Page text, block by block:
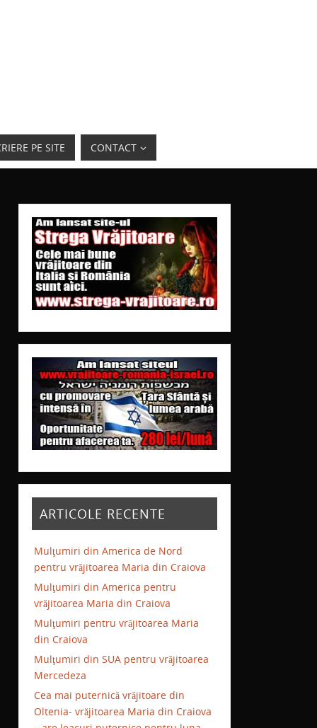
PE SITE CONTACT
ARTICOLE RECENTE
Mulţumiri din America de Nord
pentru vrăjitoarea Maria din Craiova
Mulţumiri din America pentru
vrăjitoarea Maria din Craiova
Mulţumiri pentru vrăjitoarea Maria
din Craiova
Mulţumiri din SUA pentru vrăjitoarea
Mercedeza
Cea mai puternică vrăjitoare din
Oltenia- vrăjitoarea Maria din Craiova